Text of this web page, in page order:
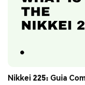
Nikkei 225: Guia